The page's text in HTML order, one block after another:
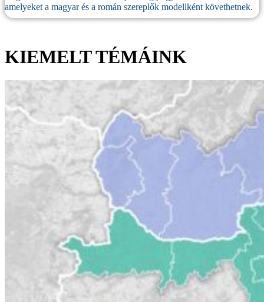
amelyeket a magyar és a román szereplők modellként követhetnek.
KIEMELT TÉMÁINK